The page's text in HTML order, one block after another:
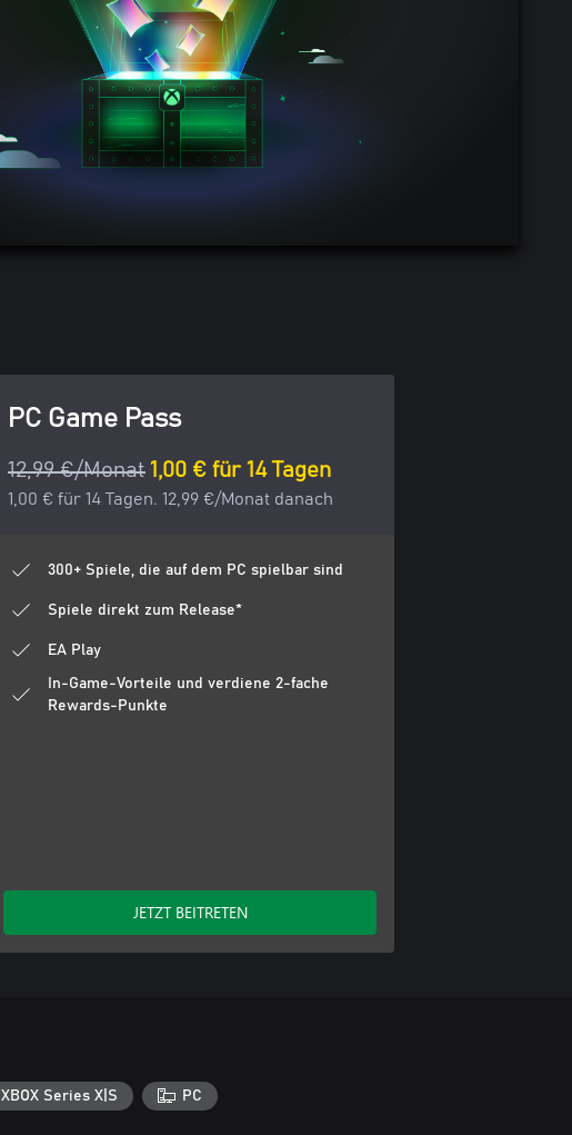
PC Game Pass
12,99 €/Monat 1,00 € für 14 Tagen
1,00 € für 14 Tagen. 12,99 €/Monat danach
300+ Spiele, die auf dem PC spielbar sind
Spiele direkt zum Release*
EA Play
In-Game-Vorteile und verdiene 2-fache
Rewards-Punkte
JETZT BEITRETEN
XBOX Series X|S PC